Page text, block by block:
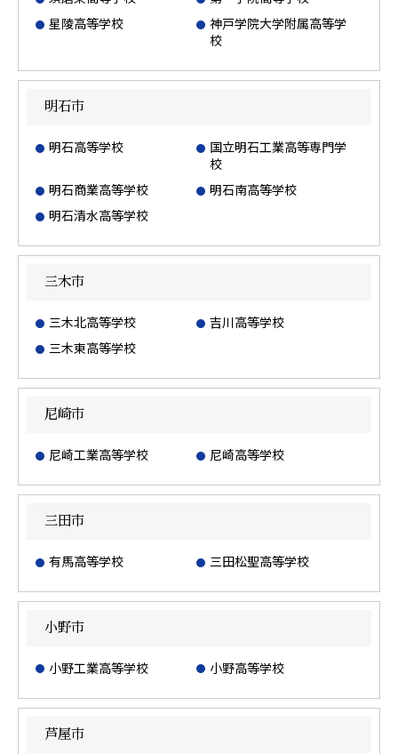
星陵高等学校
神戸学院大学附属高等学
校
明石市
明石高等学校
国立明石工業高等専門学
校
明石商業高等学校
明石南高等学校
明石清水高等学校
三木市
三木北高等学校
吉川高等学校
三木東高等学校
尼崎市
尼崎工業高等学校 尼崎高等学校
三田市
有馬高等学校 三田松聖高等学校
小野市
小野工業高等学校 小野高等学校
芦屋市